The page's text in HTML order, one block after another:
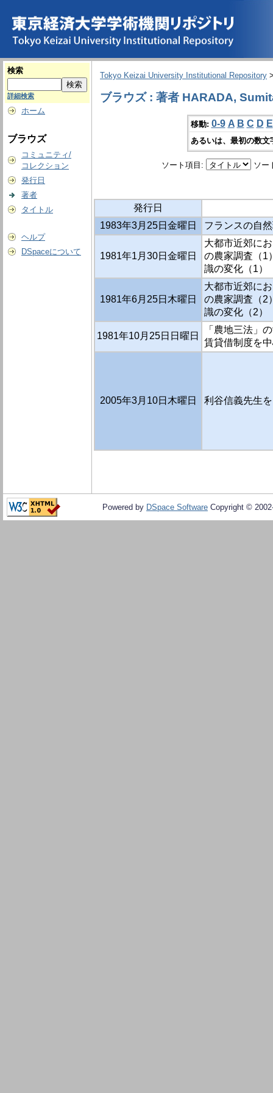
検索
詳細検索
ホーム
ブラウズ
コミュニティ/
コレクション
発行日
著者
タイトル
ヘルプ
DSpaceについて
Tokyo Keizai University Institutional Repository
ブラウズ : 著者 HARADA,
移動: 0-9 A B C D E
あるいは、最初の数
ソート項目: ソー
発行日
1983年3月25日金曜日
フランスの自
1981年1月30日金曜日
大都市近郊に
の農家調査（1
識の変化（1）
1981年6月25日木曜日
大都市近郊に
の農家調査（2
識の変化（2）
1981年10月25日日曜日
「農地三法」
賃貸借制度を
2005年3月10日木曜日 利谷信義先生
Powered by DSpace Software Copyright ©